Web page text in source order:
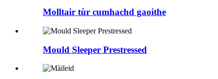
Molltair tùr cumhachd gaoithe
Mould Sleeper Prestressed